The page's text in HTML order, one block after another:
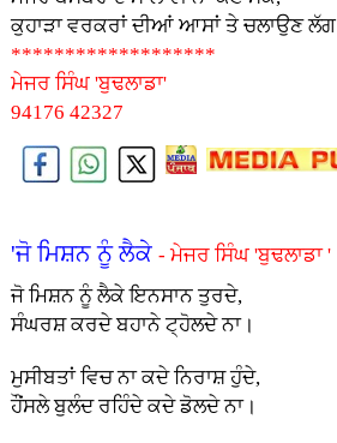
ਕੁਹਾੜਾ ਵਰਕਰਾਂ ਦੀਆਂ ਆਸਾਂ ਤੇ ਚਲਾਉਣ
*******************
ਮੇਜਰ ਸਿੰਘ 'ਬੁਢਲਾਡਾ'
94176 42327
'ਜੋ ਮਿਸ਼ਨ ਨੂੰ ਲੈਕੇ - ਮੇਜਰ ਸਿੰਘ 'ਬੁਢਲਾਡਾ '
ਜੋ ਮਿਸ਼ਨ ਨੂੰ ਲੈਕੇ ਇਨਸਾਨ ਤੁਰਦੇ,
ਸੰਘਰਸ਼ ਕਰਦੇ ਬਹਾਨੇ ਟ੍ਹੋਲਦੇ ਨਾ।
ਮੁਸੀਬਤਾਂ ਵਿਚ ਨਾ ਕਦੇ ਨਿਰਾਸ਼ ਹੁੰਦੇ,
ਹੌਂਸਲੇ ਬੁਲੰਦ ਰਹਿੰਦੇ ਕਦੇ ਡੋਲਦੇ ਨਾ।